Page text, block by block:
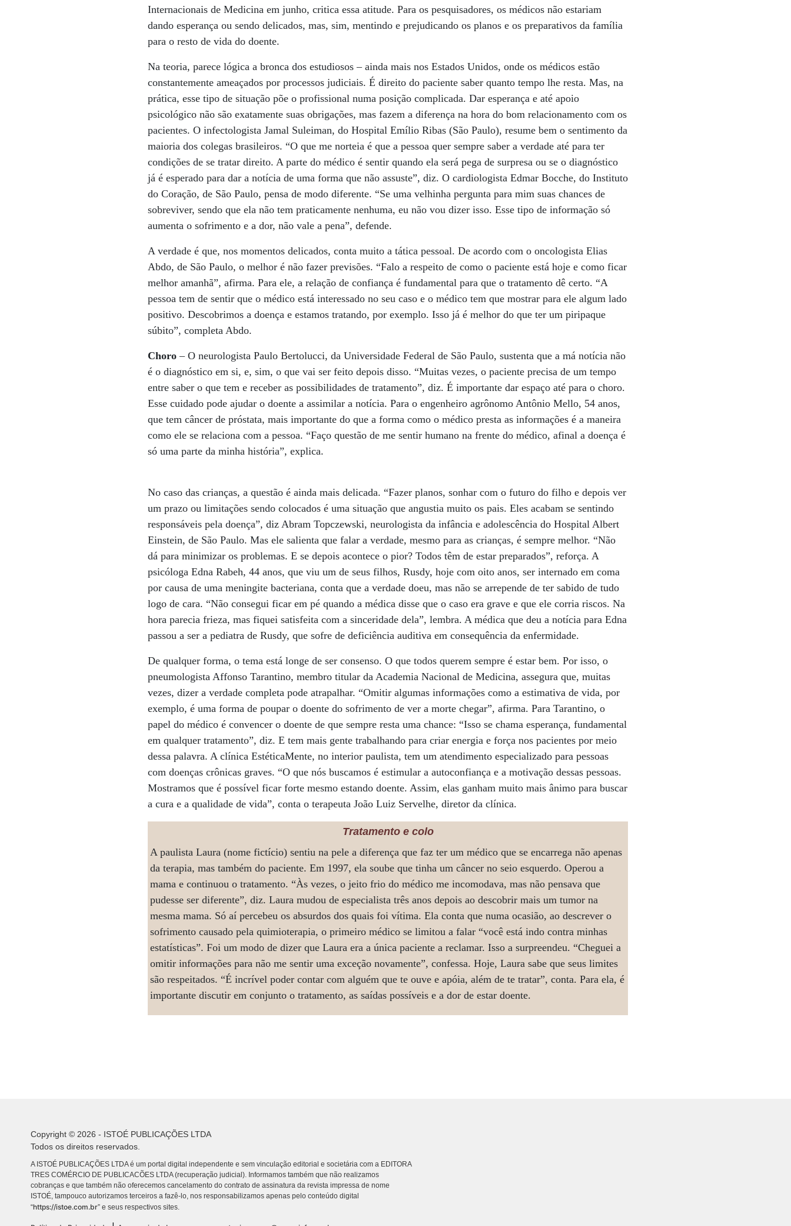
Internacionais de Medicina em junho, critica essa atitude. Para os pesquisadores, os médicos não estariam
dando esperança ou sendo delicados, mas, sim, mentindo e prejudicando os planos e os preparativos da família
para o resto de vida do doente.
Na teoria, parece lógica a bronca dos estudiosos – ainda mais nos Estados Unidos, onde os médicos estão
constantemente ameaçados por processos judiciais. É direito do paciente saber quanto tempo lhe resta. Mas, na
prática, esse tipo de situação põe o profissional numa posição complicada. Dar esperança e até apoio
psicológico não são exatamente suas obrigações, mas fazem a diferença na hora do bom relacionamento com os
pacientes. O infectologista Jamal Suleiman, do Hospital Emílio Ribas (São Paulo), resume bem o sentimento da
maioria dos colegas brasileiros. “O que me norteia é que a pessoa quer sempre saber a verdade até para ter
condições de se tratar direito. A parte do médico é sentir quando ela será pega de surpresa ou se o diagnóstico
já é esperado para dar a notícia de uma forma que não assuste”, diz. O cardiologista Edmar Bocche, do Instituto
do Coração, de São Paulo, pensa de modo diferente. “Se uma velhinha pergunta para mim suas chances de
sobreviver, sendo que ela não tem praticamente nenhuma, eu não vou dizer isso. Esse tipo de informação só
aumenta o sofrimento e a dor, não vale a pena”, defende.
A verdade é que, nos momentos delicados, conta muito a tática pessoal. De acordo com o oncologista Elias
Abdo, de São Paulo, o melhor é não fazer previsões. “Falo a respeito de como o paciente está hoje e como ficar
melhor amanhã”, afirma. Para ele, a relação de confiança é fundamental para que o tratamento dê certo. “A
pessoa tem de sentir que o médico está interessado no seu caso e o médico tem que mostrar para ele algum lado
positivo. Descobrimos a doença e estamos tratando, por exemplo. Isso já é melhor do que ter um piripaque
súbito”, completa Abdo.
Choro – O neurologista Paulo Bertolucci, da Universidade Federal de São Paulo, sustenta que a má notícia não
é o diagnóstico em si, e, sim, o que vai ser feito depois disso. “Muitas vezes, o paciente precisa de um tempo
entre saber o que tem e receber as possibilidades de tratamento”, diz. É importante dar espaço até para o choro.
Esse cuidado pode ajudar o doente a assimilar a notícia. Para o engenheiro agrônomo Antônio Mello, 54 anos,
que tem câncer de próstata, mais importante do que a forma como o médico presta as informações é a maneira
como ele se relaciona com a pessoa. “Faço questão de me sentir humano na frente do médico, afinal a doença é
só uma parte da minha história”, explica.
No caso das crianças, a questão é ainda mais delicada. “Fazer planos, sonhar com o futuro do filho e depois ver
um prazo ou limitações sendo colocados é uma situação que angustia muito os pais. Eles acabam se sentindo
responsáveis pela doença”, diz Abram Topczewski, neurologista da infância e adolescência do Hospital Albert
Einstein, de São Paulo. Mas ele salienta que falar a verdade, mesmo para as crianças, é sempre melhor. “Não
dá para minimizar os problemas. E se depois acontece o pior? Todos têm de estar preparados”, reforça. A
psicóloga Edna Rabeh, 44 anos, que viu um de seus filhos, Rusdy, hoje com oito anos, ser internado em coma
por causa de uma meningite bacteriana, conta que a verdade doeu, mas não se arrepende de ter sabido de tudo
logo de cara. “Não consegui ficar em pé quando a médica disse que o caso era grave e que ele corria riscos. Na
hora parecia frieza, mas fiquei satisfeita com a sinceridade dela”, lembra. A médica que deu a notícia para Edna
passou a ser a pediatra de Rusdy, que sofre de deficiência auditiva em consequência da enfermidade.
De qualquer forma, o tema está longe de ser consenso. O que todos querem sempre é estar bem. Por isso, o
pneumologista Affonso Tarantino, membro titular da Academia Nacional de Medicina, assegura que, muitas
vezes, dizer a verdade completa pode atrapalhar. “Omitir algumas informações como a estimativa de vida, por
exemplo, é uma forma de poupar o doente do sofrimento de ver a morte chegar”, afirma. Para Tarantino, o
papel do médico é convencer o doente de que sempre resta uma chance: “Isso se chama esperança, fundamental
em qualquer tratamento”, diz. E tem mais gente trabalhando para criar energia e força nos pacientes por meio
dessa palavra. A clínica EstéticaMente, no interior paulista, tem um atendimento especializado para pessoas
com doenças crônicas graves. “O que nós buscamos é estimular a autoconfiança e a motivação dessas pessoas.
Mostramos que é possível ficar forte mesmo estando doente. Assim, elas ganham muito mais ânimo para buscar
a cura e a qualidade de vida”, conta o terapeuta João Luiz Servelhe, diretor da clínica.
Tratamento e colo
A paulista Laura (nome fictício) sentiu na pele a diferença que faz ter um médico que se encarrega não apenas
da terapia, mas também do paciente. Em 1997, ela soube que tinha um câncer no seio esquerdo. Operou a
mama e continuou o tratamento. “Às vezes, o jeito frio do médico me incomodava, mas não pensava que
pudesse ser diferente”, diz. Laura mudou de especialista três anos depois ao descobrir mais um tumor na
mesma mama. Só aí percebeu os absurdos dos quais foi vítima. Ela conta que numa ocasião, ao descrever o
sofrimento causado pela quimioterapia, o primeiro médico se limitou a falar “você está indo contra minhas
estatísticas”. Foi um modo de dizer que Laura era a única paciente a reclamar. Isso a surpreendeu. “Cheguei a
omitir informações para não me sentir uma exceção novamente”, confessa. Hoje, Laura sabe que seus limites
são respeitados. “É incrível poder contar com alguém que te ouve e apóia, além de te tratar”, conta. Para ela, é
importante discutir em conjunto o tratamento, as saídas possíveis e a dor de estar doente.
Copyright © 2026 - ISTOÉ PUBLICAÇÕES LTDA
Todos os direitos reservados.
A ISTOÉ PUBLICAÇÕES LTDA é um portal digital independente e sem vinculação editorial e societária com a EDITORA
TRES COMÉRCIO DE PUBLICACÕES LTDA (recuperação judicial). Informamos também que não realizamos
cobranças e que também não oferecemos cancelamento do contrato de assinatura da revista impressa de nome
ISTOÉ, tampouco autorizamos terceiros a fazê-lo, nos responsabilizamos apenas pelo conteúdo digital
“https://istoe.com.br” e seus respectivos sites.